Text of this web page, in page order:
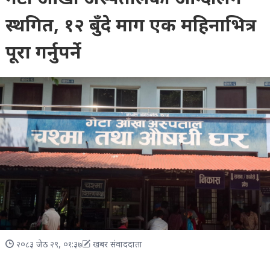
स्थगित, १२ बुँदे माग एक महिनाभित्र
पूरा गर्नुपर्ने
२०८३ जेठ २९, ०१:३७ खबर संवाददाता